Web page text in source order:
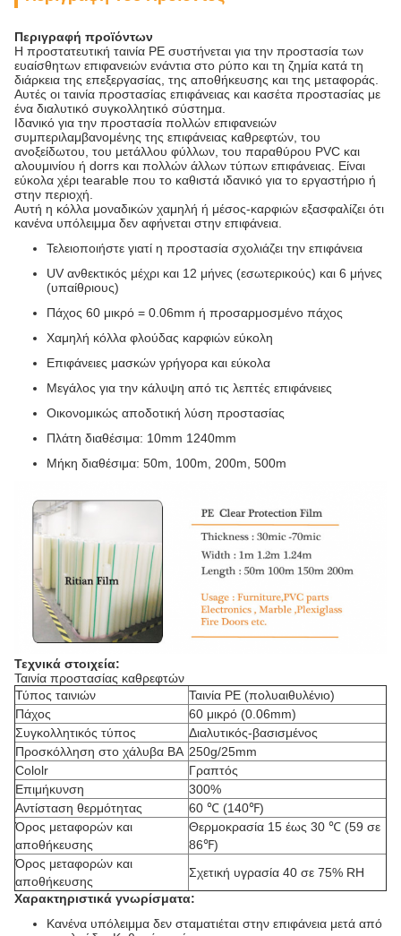
Περιγραφή προϊόντων
Η προστατευτική ταινία PE συστήνεται για την προστασία των
ευαίσθητων επιφανειών ενάντια στο ρύπο και τη ζημία κατά τη
διάρκεια της επεξεργασίας, της αποθήκευσης και της μεταφοράς.
Αυτές οι ταινία προστασίας επιφάνειας και κασέτα προστασίας με
ένα διαλυτικό συγκολλητικό σύστημα.
Ιδανικό για την προστασία πολλών επιφανειών
συμπεριλαμβανομένης της επιφάνειας καθρεφτών, του
ανοξείδωτου, του μετάλλου φύλλων, του παραθύρου PVC και
αλουμινίου ή dorrs και πολλών άλλων τύπων επιφάνειας. Είναι
εύκολα χέρι tearable που το καθιστά ιδανικό για το εργαστήριο ή
στην περιοχή.
Αυτή η κόλλα μοναδικών χαμηλή ή μέσος-καρφιών εξασφαλίζει ότι
κανένα υπόλειμμα δεν αφήνεται στην επιφάνεια.
Τελειοποιήστε γιατί η προστασία σχολιάζει την επιφάνεια
UV ανθεκτικός μέχρι και 12 μήνες (εσωτερικούς) και 6 μήνες
(υπαίθριους)
Πάχος 60 μικρό = 0.06mm ή προσαρμοσμένο πάχος
Χαμηλή κόλλα φλούδας καρφιών εύκολη
Επιφάνειες μασκών γρήγορα και εύκολα
Μεγάλος για την κάλυψη από τις λεπτές επιφάνειες
Οικονομικώς αποδοτική λύση προστασίας
Πλάτη διαθέσιμα: 10mm 1240mm
Μήκη διαθέσιμα: 50m, 100m, 200m, 500m
Τεχνικά στοιχεία:
Ταινία προστασίας καθρεφτών
Τύπος ταινιών
Ταινία PE (πολυαιθυλένιο)
Πάχος
60 μικρό (0.06mm)
Συγκολλητικός τύπος
Διαλυτικός-βασισμένος
Προσκόλληση στο χάλυβα BA 250g/25mm
Cololr
Γραπτός
Επιμήκυνση
300%
Αντίσταση θερμότητας
60 ℃ (140℉)
Όρος μεταφορών και
αποθήκευσης
Θερμοκρασία 15 έως 30 ℃ (59 σε
86℉)
Όρος μεταφορών και
αποθήκευσης
Σχετική υγρασία 40 σε 75% RH
Χαρακτηριστικά γνωρίσματα:
Κανένα υπόλειμμα δεν σταματιέται στην επιφάνεια μετά από